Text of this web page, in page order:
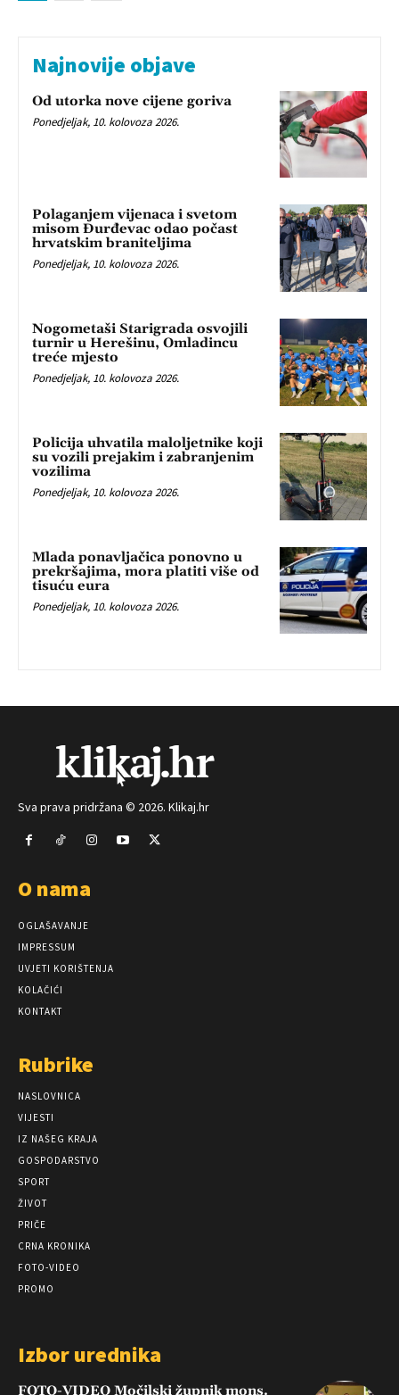
Najnovije objave
Od utorka nove cijene goriva
Ponedjeljak, 10. kolovoza 2026.
Polaganjem vijenaca i svetom
misom Đurđevac odao počast
hrvatskim braniteljima
Ponedjeljak, 10. kolovoza 2026.
Nogometaši Starigrada osvojili
turnir u Herešinu, Omladincu
treće mjesto
Ponedjeljak, 10. kolovoza 2026.
Policija uhvatila maloljetnike koji
su vozili prejakim i zabranjenim
vozilima
Ponedjeljak, 10. kolovoza 2026.
Mlada ponavljačica ponovno u
prekršajima, mora platiti više od
tisuću eura
Ponedjeljak, 10. kolovoza 2026.
Sva prava pridržana © 2026. Klikaj.hr
O nama
OGLAŠAVANJE
IMPRESSUM
UVJETI KORIŠTENJA
KOLAČIĆI
KONTAKT
Rubrike
NASLOVNICA
VIJESTI
IZ NAŠEG KRAJA
GOSPODARSTVO
SPORT
ŽIVOT
PRIČE
CRNA KRONIKA
FOTO-VIDEO
PROMO
Izbor urednika
FOTO-VIDEO Močilski župnik mons.